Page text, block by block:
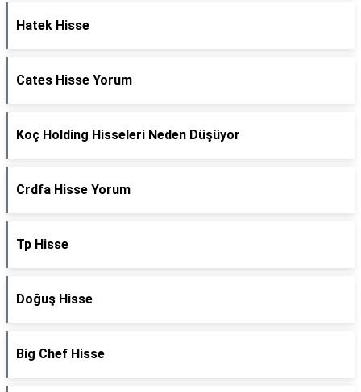
Hatek Hisse
Cates Hisse Yorum
Koç Holding Hisseleri Neden Düşüyor
Crdfa Hisse Yorum
Tp Hisse
Doğuş Hisse
Big Chef Hisse